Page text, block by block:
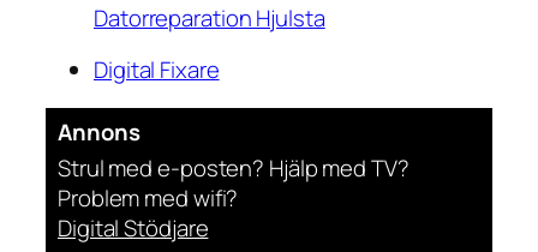
Datorreparation Hjulsta
Digital Fixare
Annons
Strul med e-posten? Hjälp med TV?
Problem med wifi?
Digital Stödjare